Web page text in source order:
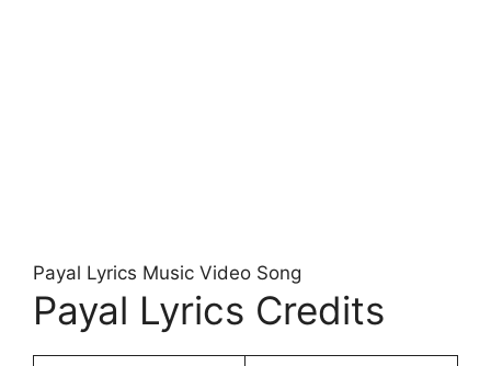
Payal Lyrics Music Video Song
Payal Lyrics Credits